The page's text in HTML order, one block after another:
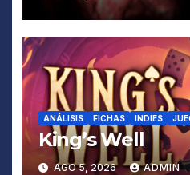
ANÁLISIS FICHAS INDIES
King’s Well
AGO 5, 2026 ADMIN